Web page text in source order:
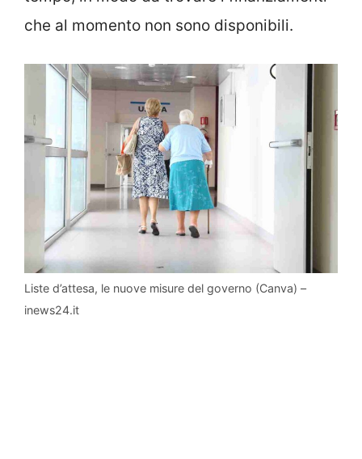
che al momento non sono disponibili.
Liste d’attesa, le nuove misure del governo (Canva) –
inews24.it